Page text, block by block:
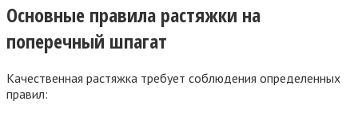
Основные правила растяжки на
поперечный шпагат
Качественная растяжка требует соблюдения определенных
правил: